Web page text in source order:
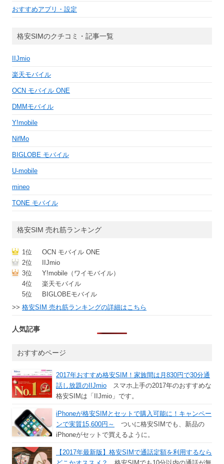
おすすめアプリ・設定
格安SIMのクチコミ・記事一覧
IIJmio
楽天モバイル
OCN モバイル ONE
DMMモバイル
Y!mobile
NifMo
BIGLOBE モバイル
U-mobile
mineo
TONE モバイル
格安SIM 売れ筋ランキング
1位
OCN モバイル ONE
2位
IIJmio
3位
Y!mobile（ワイモバイル）
4位
楽天モバイル
5位
BIGLOBEモバイル
>> 格安SIM 売れ筋ランキングの詳細はこちら
人気記事
おすすめページ
2017年おすすめ格安SIM！家族間は月830円で30分通
話し放題のIIJmio スマホ上手の2017年のおすすめな
格安SIMは「IIJmio」です。
iPhoneが格安SIMとセットで購入可能に！キャンペー
ンで実質15,600円～
ついに格安SIMでも、新品の
iPhoneがセットで買えるように。
【2017年最新版】格安SIMで通話定額を利用するなら